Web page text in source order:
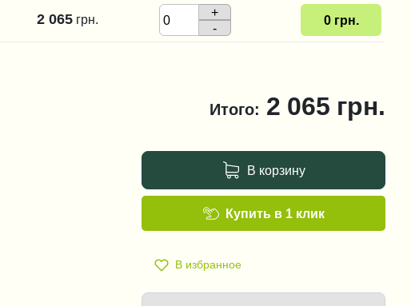
2 065 грн.
+
-
0 грн.
Итого: 2 065 грн.
В корзину
В избранное
Купить в 1 клик